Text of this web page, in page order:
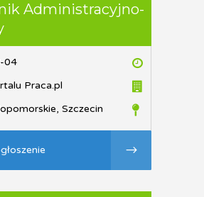
Administracyjno-
04
Praca.pl
Szczecin